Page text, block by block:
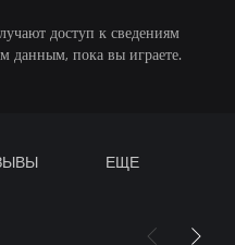
доступ к сведениям
данным, пока вы играете.
ЕЩЕ